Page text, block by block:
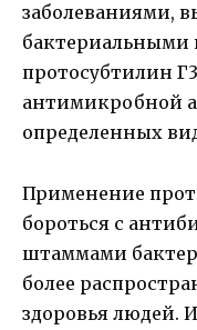
заболеваниями,
бактериальными
протосубтилин
антимикробной
определенных
Применение
бороться с
штаммами
более
здоровья людей.